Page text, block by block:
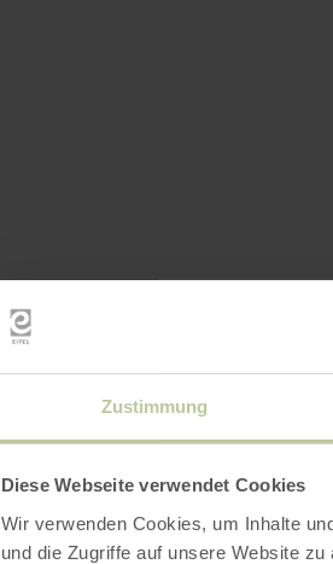
Zustimmung
Diese Webseite verwendet Cookies
Wir verwenden Cookies, um Inhalte
und die Zugriffe auf unsere Website